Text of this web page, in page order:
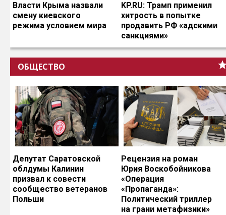
Власти Крыма назвали
смену киевского
режима условием мира
KP.RU: Трамп применил
хитрость в попытке
продавить РФ «адскими
санкциями»
ОБЩЕСТВО
Депутат Саратовской
облдумы Калинин
призвал к совести
сообщество ветеранов
Польши
Рецензия на роман
Юрия Воскобойникова
«Операция
«Пропаганда»:
Политический триллер
на грани метафизики»